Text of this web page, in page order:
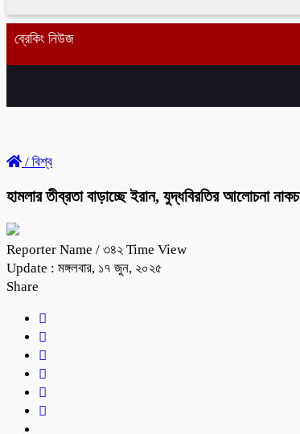
ব্রেকিং নিউজ
/ বিশ্ব
হামলার তীব্রতা বাড়াচ্ছে ইরান, যুদ্ধবিরতির আলোচনা নাকচ
Reporter Name / ৩৪২ Time View
Update : মঙ্গলবার, ১৭ জুন, ২০২৫
Share